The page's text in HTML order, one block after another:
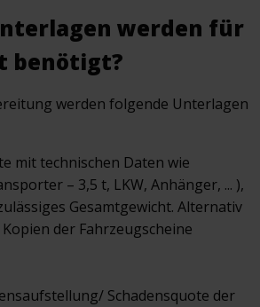
werden für
benötigt?
werden folgende Unterlagen
mit technischen Daten wie
– 3,5 t, LKW, Anhänger, ... ),
Gesamtgewicht. Alternativ
der Fahrzeugscheine
Schadensquote der